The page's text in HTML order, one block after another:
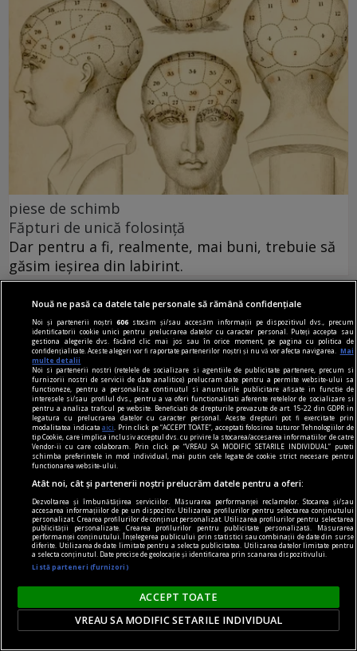
piese de schimb
Făpturi de unică folosință
Dar pentru a fi, realmente, mai buni, trebuie să
găsim ieșirea din labirint.
piese de schimb
Poema centralei
Am găsit-o aici, montată de fostul proprietar, și
va împlini în curînd 22 de ani.
Ana Maria SANDU
Nouă ne pasă ca datele tale personale să rămână confidențiale
Noi și partenerii noștri606 stocăm și/sau accesăm informații pe dispozitivul dvs., precum
identificatorii cookie unici pentru prelucrarea datelor cu caracter personal. Puteți accepta sau
gestiona alegerile dvs. făcând clic mai jos sau în orice moment, pe pagina cu politica de
confidențialitate. Aceste alegeri vor fi raportate partenerilor noștri și nu vă vor afecta navigarea.
Mai
multe detalii
Noi si partenerii nostri (retelele de socializare si agentiile de publicitate partenere, precum si
furnizorii nostri de servicii de date analitice) prelucram date pentru a permite website-ului sa
functioneze, pentru a personaliza continutul si anunturile publicitare afisate in functie de
interesele si/sau profilul dvs., pentru a va oferi functionalitati aferente retelelor de socializare si
pentru a analiza traficul pe website. Beneficiati de drepturile prevazute de art. 15-22 din GDPR in
legatura cu prelucrarea datelor cu caracter personal. Aceste drepturi pot fi exercitate prin
modalitatea indicataaici
. Prin click pe “ACCEPT TOATE”, acceptati folosirea tuturor Tehnologiilor de
tip Cookie, care implica inclusiv acceptul dvs. cu privire la stocarea/accesarea informatiilor de catre
Vendor-ii cu care colaboram. Prin click pe “VREAU SA MODIFIC SETARILE INDIVIDUAL” puteti
schimba preferintele in mod individual, mai putin cele legate de cookie strict necesare pentru
functionarea website-ului.
Atât noi, cât și partenerii noștri prelucrăm datele pentru a oferi:
Dezvoltarea și îmbunătățirea serviciilor. Măsurarea performanței reclamelor. Stocarea și/sau
accesarea informațiilor de pe un dispozitiv. Utilizarea profilurilor pentru selectarea conținutului
personalizat. Crearea profilurilor de conținut personalizat. Utilizarea profilurilor pentru selectarea
publicității personalizate. Crearea profilurilor pentru publicitate personalizată. Măsurarea
performanței conținutului. Înțelegerea publicului prin statistici sau combinații de date din surse
diferite. Utilizarea de date limitate pentru a selecta publicitatea. Utilizarea datelor limitate pentru
a selecta conținutul. Date precise de geolocație și identificarea prin scanarea dispozitivului.
Listă parteneri (furnizori)
ACCEPT TOATE
VREAU SA MODIFIC SETARILE INDIVIDUAL